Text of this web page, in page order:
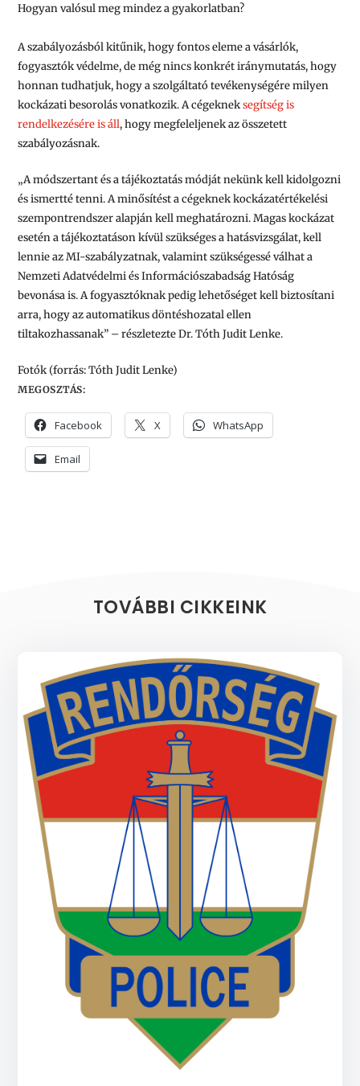
Hogyan valósul meg mindez a gyakorlatban?
A szabályozásból kitűnik, hogy fontos eleme a vásárlók,
fogyasztók védelme, de még nincs konkrét iránymutatás, hogy
honnan tudhatjuk, hogy a szolgáltató tevékenységére milyen
kockázati besorolás vonatkozik. A cégekneksegítség is
rendelkezésére is áll, hogy megfeleljenek az összetett
szabályozásnak.
„A módszertant és a tájékoztatás módját nekünk kell kidolgozni
és ismertté tenni. A minősítést a cégeknek kockázatértékelési
szempontrendszer alapján kell meghatározni. Magas kockázat
esetén a tájékoztatáson kívül szükséges a hatásvizsgálat, kell
lennie az MI-szabályzatnak, valamint szükségessé válhat a
Nemzeti Adatvédelmi és Információszabadság Hatóság
bevonása is. A fogyasztóknak pedig lehetőséget kell biztosítani
arra, hogy az automatikus döntéshozatal ellen
tiltakozhassanak” – részletezte Dr. Tóth Judit Lenke.
Fotók (forrás: Tóth Judit Lenke)
MEGOSZTÁS:
Facebook X WhatsApp
Email
TOVÁBBI CIKKEINK